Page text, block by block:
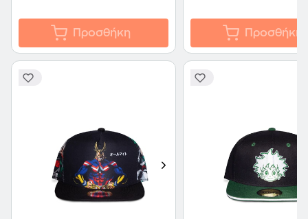
Προσθήκη Προσθήκη